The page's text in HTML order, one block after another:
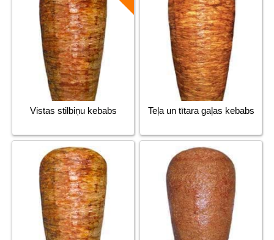
Vistas stilbiņu kebabs Teļa un tītara gaļas kebabs